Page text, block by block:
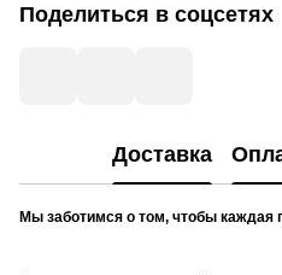
Поделиться в соцсетях
Доставка
Мы заботимся о том, чтобы каждая